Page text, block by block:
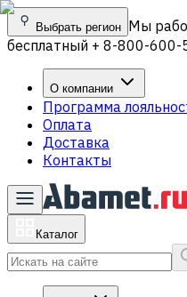
Выбрать регион Мы
бесплатный + 8-800-600-
О компании
Программа
Оплата
Доставка
Контакты
Каталог